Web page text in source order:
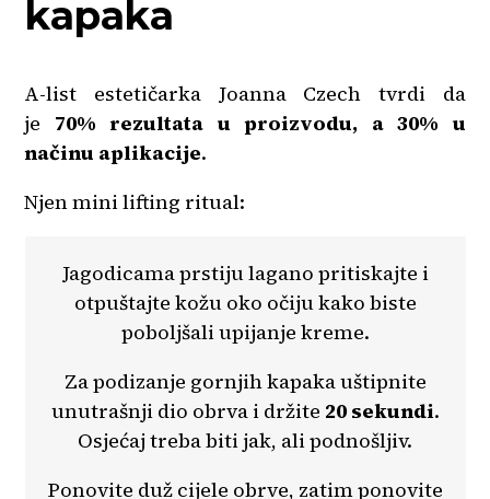
kapaka
A-list estetičarka Joanna Czech tvrdi da
je 70% rezultata u proizvodu, a 30% u
načinu aplikacije.
Njen mini lifting ritual:
Jagodicama prstiju lagano pritiskajte i
otpuštajte kožu oko očiju kako biste
poboljšali upijanje kreme.
Za podizanje gornjih kapaka uštipnite
unutrašnji dio obrva i držite 20 sekundi.
Osjećaj treba biti jak, ali podnošljiv.
Ponovite duž cijele obrve, zatim ponovite